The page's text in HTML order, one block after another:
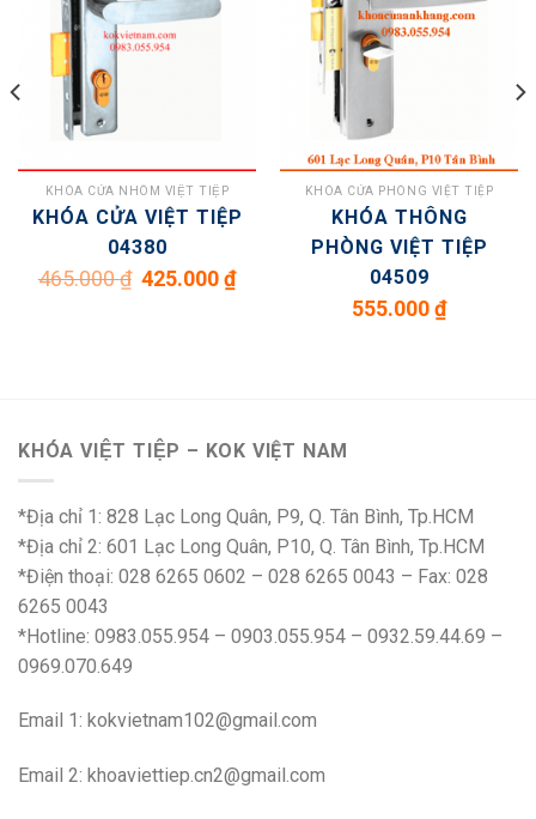
KHÓA CỬA NHÔM VIỆT TIỆP
KHÓA CỬA VIỆT TIỆP
04380
465.000₫
Giá
gốc
425.000₫Giá
hiện
KHÓA CỬA PHÒNG VIỆT TIỆP
KHÓA THÔNG
PHÒNG VIỆT TIỆP
04509
555.000₫
KHÓA VIỆT TIỆP – KOK VIỆT NAM
*Địa chỉ 1: 828 Lạc Long Quân, P9, Q. Tân Bình, Tp.HCM
*Địa chỉ 2: 601 Lạc Long Quân, P10, Q. Tân Bình, Tp.HCM
*Điện thoại: 028 6265 0602 – 028 6265 0043 – Fax: 028
6265 0043
*Hotline: 0983.055.954 – 0903.055.954 – 0932.59.44.69 –
0969.070.649
Email 1: kokvietnam102@gmail.com
Email 2: khoaviettiep.cn2@gmail.com